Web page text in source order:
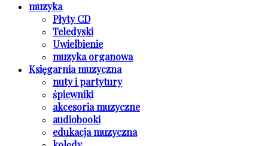
muzyka
Płyty CD
Teledyski
Uwielbienie
muzyka organowa
Księgarnia muzyczna
nuty i partytury
śpiewniki
akcesoria muzyczne
audiobooki
edukacja muzyczna